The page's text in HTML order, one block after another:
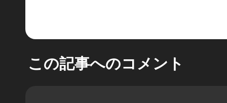
この記事へのコメント